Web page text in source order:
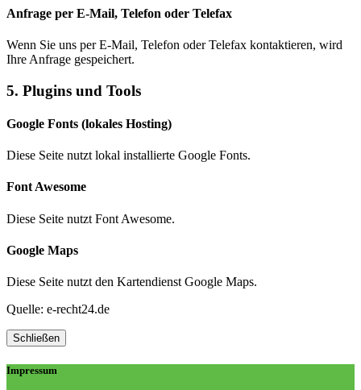
Anfrage per E-Mail, Telefon oder Telefax
Wenn Sie uns per E-Mail, Telefon oder Telefax kontaktieren, wird
Ihre Anfrage gespeichert.
5. Plugins und Tools
Google Fonts (lokales Hosting)
Diese Seite nutzt lokal installierte Google Fonts.
Font Awesome
Diese Seite nutzt Font Awesome.
Google Maps
Diese Seite nutzt den Kartendienst Google Maps.
Quelle: e-recht24.de
Schließen
Impressum